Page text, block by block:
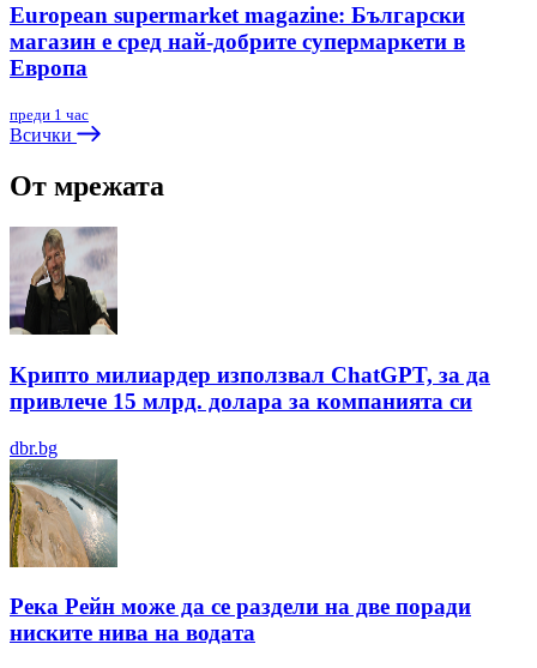
European supermarket magazine: Български
магазин е сред най-добрите супермаркети в
Европа
преди 1 час
Всички
От мрежата
Kрипто милиардер използвал ChatGPT, за да
привлече 15 млрд. долара за компанията си
dbr.bg
Река Рейн може да се раздели на две поради
ниските нива на водата